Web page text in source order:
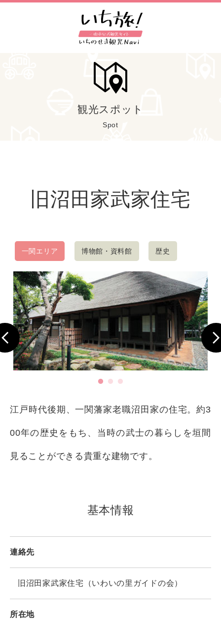
観光スポット
Spot
旧沼田家武家住宅
一関エリア 博物館・資料館 歴史
江戸時代後期、一関藩家老職沼田家の住宅。約3
00年の歴史をもち、当時の武士の暮らしを垣間
見ることができる貴重な建物です。
基本情報
連絡先
旧沼田家武家住宅（いわいの里ガイドの会）
所在地